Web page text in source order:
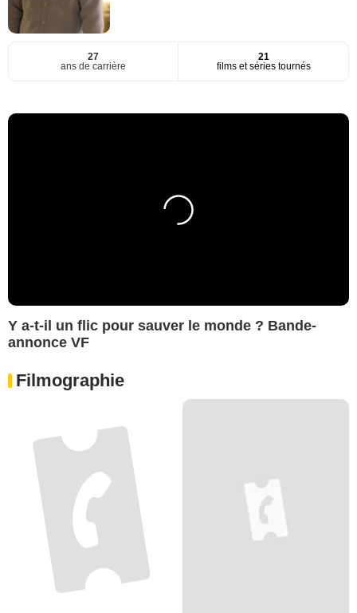
27
ans de carrière
21
films et séries tournés
Y a-t-il un flic pour sauver le monde ? Bande-
annonce VF
Filmographie